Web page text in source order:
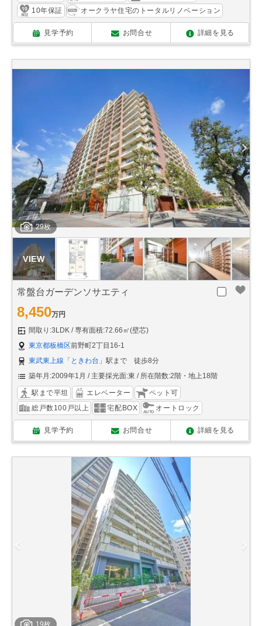
10年保証
オークラヤ住宅のトータルリノベーション
見学予約 お問合せ 詳細を見る
29枚
常盤台ガーデンソサエティ
8,450万円
間取り:3LDK
専有面積:72.66㎡(壁芯)
東京都板橋区前野町2丁目16-1
東武東上線 「 ときわ台 」駅まで 徒歩8分
築年月:2009年1月
主要採光面:東 所在階数:2階・地上18階
駅まで平坦 エレベーター
ペット可
総戸数100戸以上
宅配BOX オートロック
見学予約 お問合せ 詳細を見る